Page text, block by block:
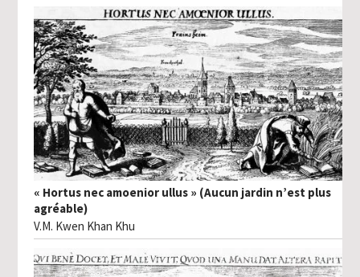
« Hortus nec amoenior ullus » (Aucun jardin n’est plus
agréable)
V.M. Kwen Khan Khu